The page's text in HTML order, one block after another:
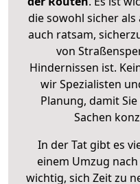
die sowohl sicher als
auch ratsam,
von
Hindernissen ist.
wir Spezialisten
Planung, damit
Sachen
In der Tat gibt es
einem Umzug
wichtig, sich Zeit zu